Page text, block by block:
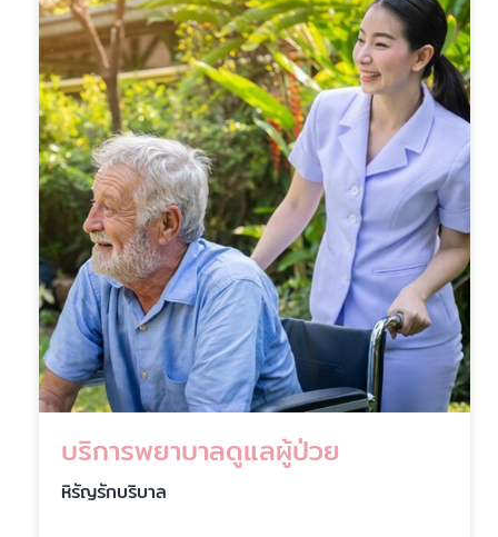
บริการพยาบาลดูแลผู้ป่วย
หิรัญรักบริบาล